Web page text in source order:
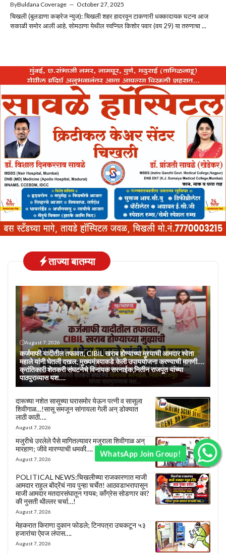
ByBuldana Coverage — October 27, 2025
चिखली (बुलडाणा कव्हरेज न्युज): चिखली शहर हादरवून टाकणारी धक्कादायक घटना आज
सकाळी समोर आली आहे. सोमठाणा येथील स्वप्निल किशोर पवार (वय 29) या तरुणाचा ...
ताज्या बातम्या
August 7, 2026
कर्जमाफी यादीतील तफावत, CIBIL खराब होण्याच्या मुद्द्याची आमदार श्वेता
महाले यांनी घेतली दखल; मुख्यमंत्र्याकडे केली उपाययोजना करण्याची मागणी….
क्रांतिकारी शेतकरी संघटनेचे विनायक सरनाईक,नितीन राजपूत यांच्या
पाठपुराव्यास यश….
दारूच्या नशेत सासूच्या घरासमोर येऊन पत्नी व सासूला
शिवीगाळ…!सासू समजून सांगायला गेली अन् डोक्यात
लाठी काठी….
August 7, 2026
मजुरीचे उरलेले पैसे मागितल्यावर मजुराला शिवीगाळ अन्
मारहाण; जीवे मारण्याची धमकी….
August 7, 2026
POLITICAL NEWS:चिखलीच्या राजकारणात माजी
आमदार राहुल बोंद्रेंचं नाव पुन्हा चर्चेत! आठवडाभरापासून
माजी आमदार मतदारसंघातून गायब; काँग्रेस सोडणार का?
की नुसती थील्लर चर्चा…!
August 7, 2026
मेहकरात किराणा दुकान फोडले; टिनपत्रा उचकटून ५३
हजारांचा ऐवज लंपास….
August 7, 2026
WhatsApp Join Group!